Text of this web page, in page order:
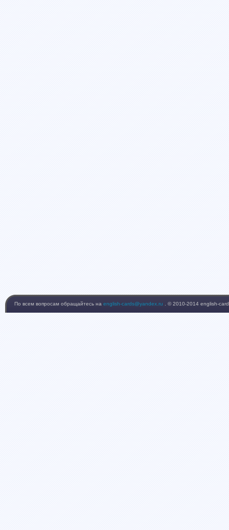
По всем вопросам обращайтесь на english-cards@yandex.ru . © 2010-2014 english-